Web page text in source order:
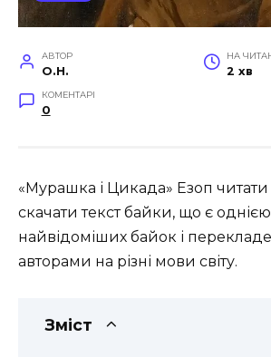
АВТОР
O.H.
НА
2 хв
КОМЕНТАРІ
0
«Мурашка і Цикада» Езоп читати
скачати текст байки, що є однією
найвідоміших байок і
авторами на різні мови світу.
Зміст